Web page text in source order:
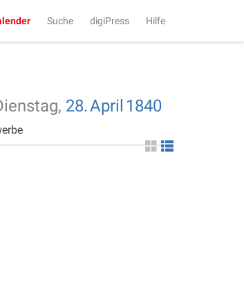
Suche digiPress Hilfe
28.April 1840